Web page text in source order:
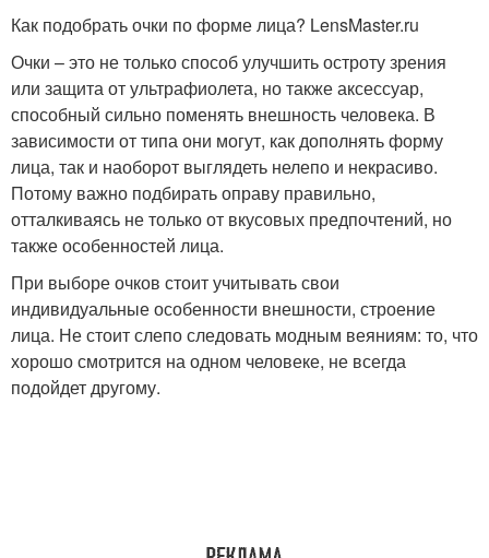
Как подобрать очки по форме лица? LensMaster.ru
Очки – это не только способ улучшить остроту зрения
или защита от ультрафиолета, но также аксессуар,
способный сильно поменять внешность человека. В
зависимости от типа они могут, как дополнять форму
лица, так и наоборот выглядеть нелепо и некрасиво.
Потому важно подбирать оправу правильно,
отталкиваясь не только от вкусовых предпочтений, но
также особенностей лица.
При выборе очков стоит учитывать свои
индивидуальные особенности внешности, строение
лица. Не стоит слепо следовать модным веяниям: то, что
хорошо смотрится на одном человеке, не всегда
подойдет другому.